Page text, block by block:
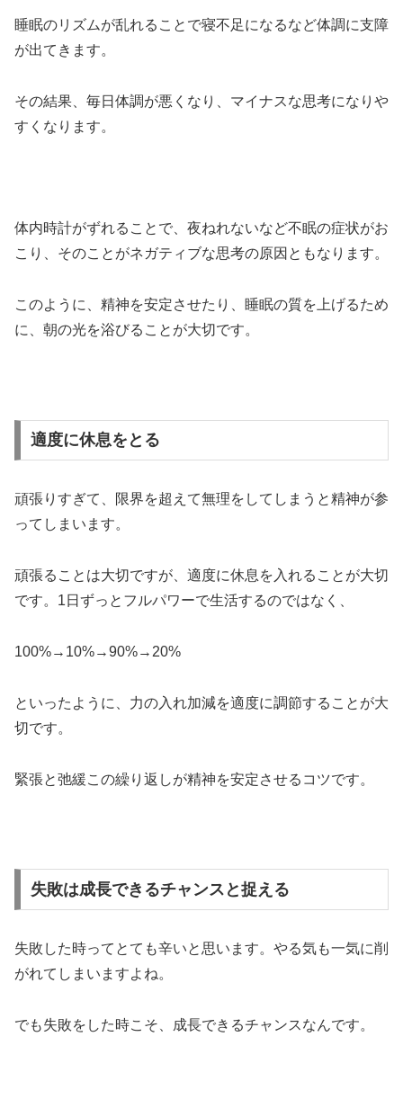
睡眠のリズムが乱れることで寝不足になるなど体調に支障
が出てきます。
その結果、毎日体調が悪くなり、マイナスな思考になりや
すくなります。
体内時計がずれることで、夜ねれないなど不眠の症状がお
こり、そのことがネガティブな思考の原因ともなります。
このように、精神を安定させたり、睡眠の質を上げるため
に、朝の光を浴びることが大切です。
適度に休息をとる
頑張りすぎて、限界を超えて無理をしてしまうと精神が参
ってしまいます。
頑張ることは大切ですが、適度に休息を入れることが大切
です。1日ずっとフルパワーで生活するのではなく、
100%→10%→90%→20%
といったように、力の入れ加減を適度に調節することが大
切です。
緊張と弛緩この繰り返しが精神を安定させるコツです。
失敗は成長できるチャンスと捉える
失敗した時ってとても辛いと思います。やる気も一気に削
がれてしまいますよね。
でも失敗をした時こそ、成長できるチャンスなんです。